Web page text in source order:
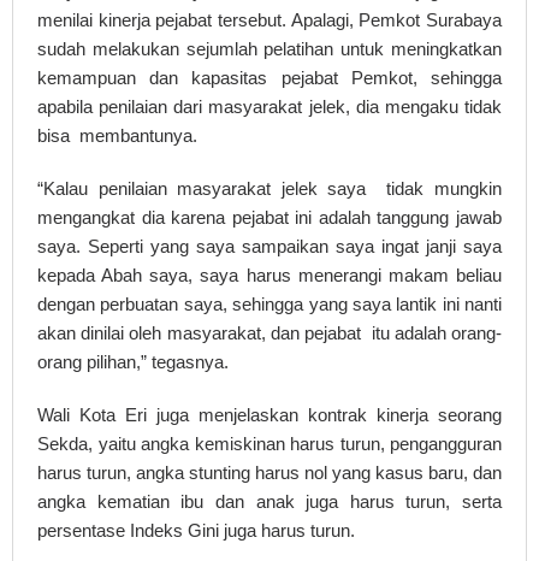
menilai kinerja pejabat tersebut. Apalagi, Pemkot Surabaya
sudah melakukan sejumlah pelatihan untuk meningkatkan
kemampuan dan kapasitas pejabat Pemkot, sehingga
apabila penilaian dari masyarakat jelek, dia mengaku tidak
bisa membantunya.
“Kalau penilaian masyarakat jelek saya tidak mungkin
mengangkat dia karena pejabat ini adalah tanggung jawab
saya. Seperti yang saya sampaikan saya ingat janji saya
kepada Abah saya, saya harus menerangi makam beliau
dengan perbuatan saya, sehingga yang saya lantik ini nanti
akan dinilai oleh masyarakat, dan pejabat itu adalah orang-
orang pilihan,” tegasnya.
Wali Kota Eri juga menjelaskan kontrak kinerja seorang
Sekda, yaitu angka kemiskinan harus turun, pengangguran
harus turun, angka stunting harus nol yang kasus baru, dan
angka kematian ibu dan anak juga harus turun, serta
persentase Indeks Gini juga harus turun.